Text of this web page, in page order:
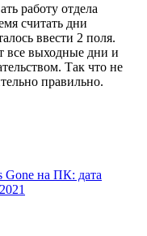
работу отдела
считать дни
ввести 2 поля.
все выходные дни и
Так что не
правильно.
Gone на ПК: дата